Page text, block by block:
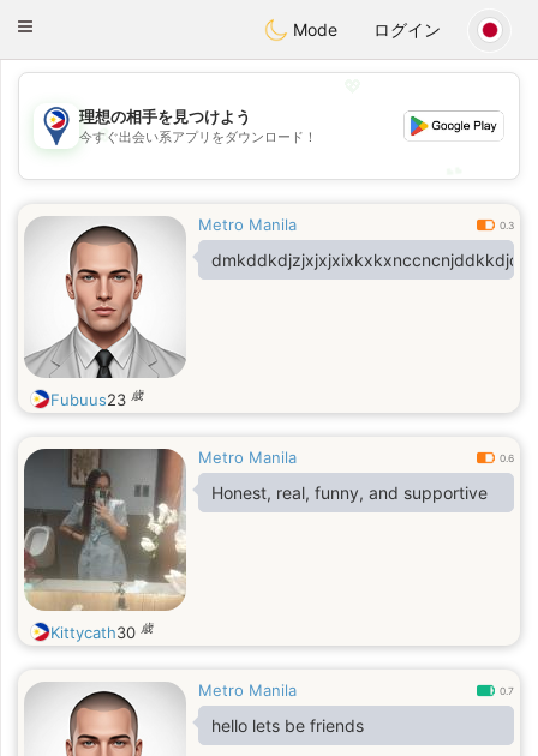
PhilippinesChat
Toggle
Mode ログイン
💖
💕
理想の相手を見つけよう
今すぐ出会い系アプリをダウンロード！
Metro Manila 0.3
Fubuus23 歳
Metro Manila 0.6
Honest, real, funny, and supportive
Kittycath30 歳
Metro Manila 0.7
hello lets be friends